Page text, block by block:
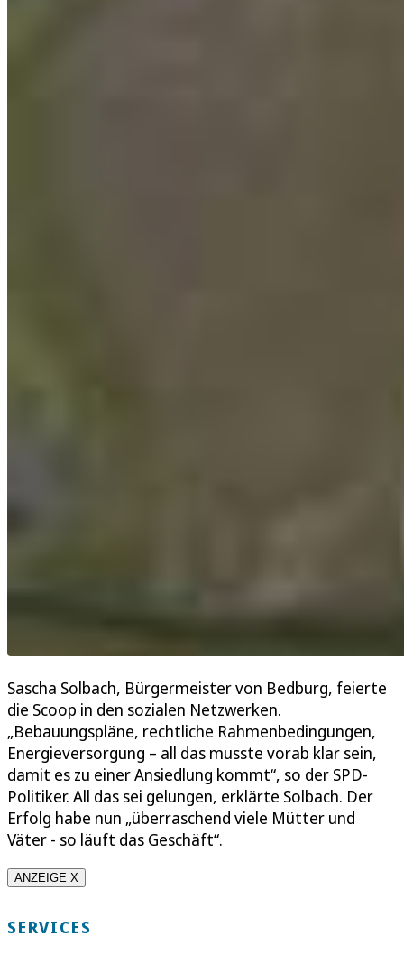
Sascha Solbach, Bürgermeister von Bedburg, feierte
die Scoop in den sozialen Netzwerken.
„Bebauungspläne, rechtliche Rahmenbedingungen,
Energieversorgung – all das musste vorab klar sein,
damit es zu einer Ansiedlung kommt“, so der SPD-
Politiker. All das sei gelungen, erklärte Solbach. Der
Erfolg habe nun „überraschend viele Mütter und
Väter - so läuft das Geschäft“.
ANZEIGE X
SERVICES